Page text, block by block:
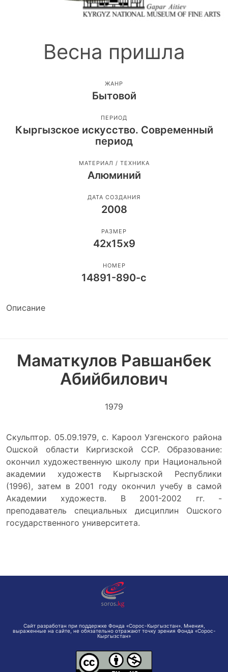
Весна пришла
ЖАНР
Бытовой
ПЕРИОД
Кыргызское искусство. Современный
период
МАТЕРИАЛ / ТЕХНИКА
Алюминий
ДАТА СОЗДАНИЯ
2008
РАЗМЕР
42х15х9
НОМЕР
14891-890-с
Описание
Маматкулов Равшанбек
Абийбилович
1979
Скульптор. 05.09.1979, с. Кароол Узгенского района
Ошской области Киргизской ССР. Образование:
окончил художественную школу при Национальной
академии художеств Кыргызской Республики
(1996), затем в 2001 году окончил учебу в самой
Академии художеств. В 2001-2002 гг. -
преподаватель специальных дисциплин Ошского
государственного университета.
Сайт разработан при поддержке Фонда «Сорос-Кыргызстан». Мнения,
выраженные на сайте, не обязательно отражают точку зрения Фонда «Сорос-
Кыргызстан»